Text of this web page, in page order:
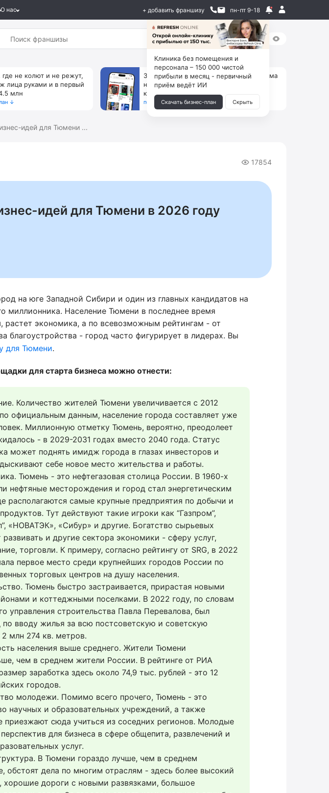
О нас + добавить франшизу пн-пт 9-18
не колют и не режут,
лица руками и в первый
млн
↓
За 90 тыс. открой магазин на Авито, дома
ни коробок, ни товара, ни склада, зато
каждый месяц +125 тыс. чистыми
получить бизнес-план ↓
идей для Тюмени ...
17854
идей для Тюмени в 2026 году
на юге Западной Сибири и один из главных кандидатов на
миллионника. Население Тюмени в последнее время
растет экономика, а по всевозможным рейтингам - от
благоустройства - город часто фигурирует в лидерах. Вы
для Тюмени.
для старта бизнеса можно отнести:
Количество жителей Тюмени увеличивается с 2012
официальным данным, население города составляет уже
Миллионную отметку Тюмень, вероятно, преодолеет
- в 2029-2031 годах вместо 2040 года. Статус
может поднять имидж города в глазах инвесторов и
себе новое место жительства и работы.
Тюмень - это нефтегазовая столица России. В 1960-х
нефтяные месторождения и город стал энергетическим
располагаются самые крупные предприятия по добычи и
Тут действуют такие игроки как “Газпром”,
«НОВАТЭК», «Сибур» и другие. Богатство сырьевых
и другие сектора экономики - сферу услуг,
торговли. К примеру, согласно рейтингу от SRG, в 2022
первое место среди крупнейших городов России по
торговых центров на душу населения.
Тюмень быстро застраивается, прирастая новыми
и коттеджными поселками. В 2022 году, по словам
управления строительства Павла Перевалова, был
по вводу жилья за всю постсоветскую и советскую
млн 274 кв. метров.
населения выше среднего. Жители Тюмени
чем в среднем жители России. В рейтинге от РИА
заработка здесь около 74,9 тыс. рублей - это 12
городов.
молодежи. Помимо всего прочего, Тюмень - это
научных и образовательных учреждений, а также
приезжают сюда учиться из соседних регионов. Молодые
для бизнеса в сфере общепита, развлечений и
услуг.
В Тюмени гораздо лучше, чем в среднем
обстоят дела по многим отраслям - здесь более высокий
хорошие дороги с новыми развязками, большое
Клиника без помещения и
персонала – 150 000 чистой
прибыли в месяц - первичный
приём ведёт ИИ
Скачать бизнес-план Скрыть